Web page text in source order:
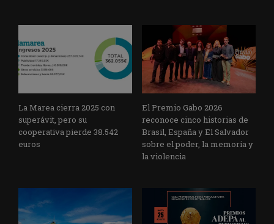
La Marea cierra 2025 con
superávit, pero su
cooperativa pierde 38.542
euros
El Premio Gabo 2026
reconoce cinco historias de
Brasil, España y El Salvador
sobre el poder, la memoria y
la violencia